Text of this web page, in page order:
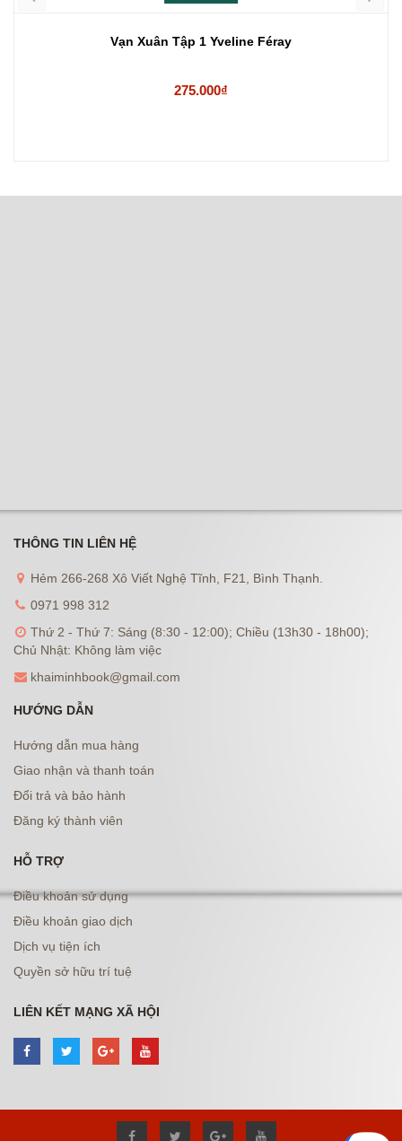
Vạn Xuân Tập 1 Yveline Féray
275.000₫
THÔNG TIN LIÊN HỆ
Hẻm 266-268 Xô Viết Nghệ Tĩnh, F21, Bình Thạnh.
0971 998 312
Thứ 2 - Thứ 7: Sáng (8:30 - 12:00); Chiều (13h30 - 18h00);
Chủ Nhật: Không làm việc
khaiminhbook@gmail.com
HƯỚNG DẪN
Hướng dẫn mua hàng
Giao nhận và thanh toán
Đổi trả và bảo hành
Đăng ký thành viên
HỖ TRỢ
Điều khoản sử dụng
Điều khoản giao dịch
Dịch vụ tiện ích
Quyền sở hữu trí tuệ
LIÊN KẾT MẠNG XÃ HỘI